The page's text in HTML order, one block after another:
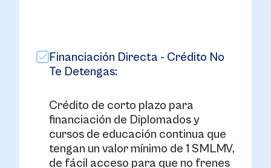
Financiación Directa - Crédito No
Te Detengas:
Crédito de corto plazo para
financiación de Diplomados y
cursos de educación continua que
tengan un valor mínimo de 1 SMLMV,
de fácil acceso para que no frenes